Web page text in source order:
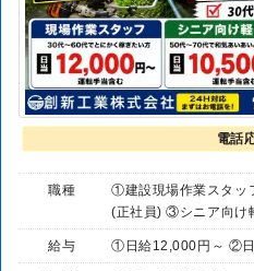
電話
職種
①建設現場作業スタッ
(正社員) ③シニア向け
給与 ①日給12,000円～ ②